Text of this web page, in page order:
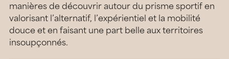
manières de découvrir autour du prisme sportif en
valorisant l’alternatif, l’expérientiel et la mobilité
douce et en faisant une part belle aux territoires
insoupçonnés.